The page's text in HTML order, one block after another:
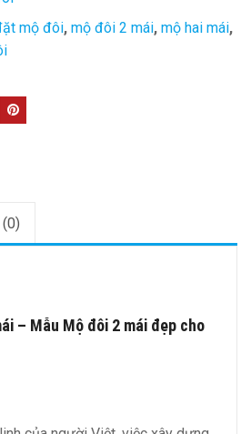
mộ đôi, mộ đôi 2 mái, mộ hai mái,
– Mẫu Mộ đôi 2 mái đẹp cho